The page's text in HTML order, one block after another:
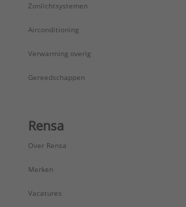
Zonlichtsystemen
Airconditioning
Verwarming overig
Gereedschappen
Rensa
Over Rensa
Merken
Vacatures